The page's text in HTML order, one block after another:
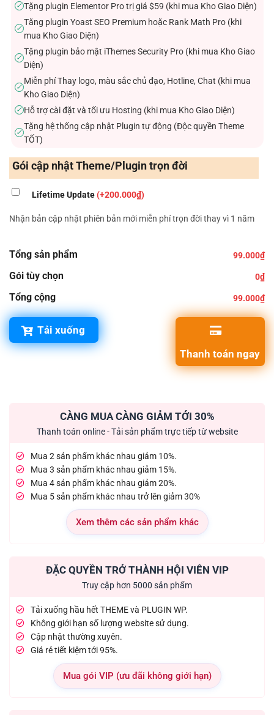
✓Tặng plugin Elementor Pro trị giá $59 (khi mua Kho Giao Diện)
✓
Tăng plugin Yoast SEO Premium hoặc Rank Math Pro (khi
mua Kho Giao Diện)
✓
Tặng plugin bảo mật iThemes Security Pro (khi mua Kho Giao
Diện)
✓
Miễn phí Thay logo, màu sắc chủ đạo, Hotline, Chat (khi mua
Kho Giao Diện)
✓Hỗ trợ cài đặt và tối ưu Hosting (khi mua Kho Giao Diện)
✓
Tặng hệ thống cập nhật Plugin tự động (Độc quyền Theme
TỐT)
Gói cập nhật Theme/Plugin trọn đời
Lifetime Update(+200.000₫)
Nhận bản cập nhật phiên bản mới miễn phí trọn đời thay vì 1 năm
Tổng sản phẩm 99.000₫
Gói tùy chọn 0₫
Tổng cộng 99.000₫
Tải xuống
Thanh toán ngay
CÀNG MUA CÀNG GIẢM TỚI 30%
Thanh toán online - Tải sản phẩm trực tiếp từ website
Mua 2 sản phẩm khác nhau giảm 10%.
Mua 3 sản phẩm khác nhau giảm 15%.
Mua 4 sản phẩm khác nhau giảm 20%.
Mua 5 sản phẩm khác nhau trở lên giảm 30%
Xem thêm các sản phẩm khác
ĐẶC QUYỀN TRỞ THÀNH HỘI VIÊN VIP
Truy cập hơn 5000 sản phẩm
Tải xuống hầu hết THEME và PLUGIN WP.
Không giới hạn số lượng website sử dụng.
Cập nhật thường xuyên.
Giá rẻ tiết kiệm tới 95%.
Mua gói VIP (ưu đãi không giới hạn)